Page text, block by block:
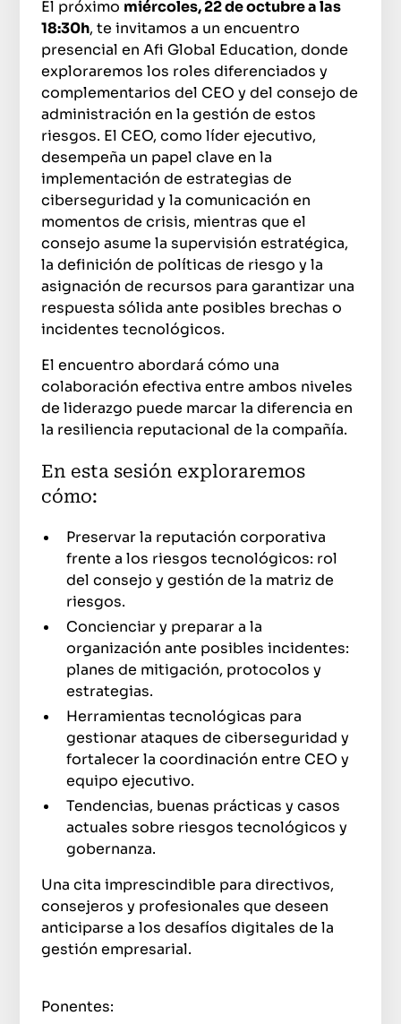
El próximo miércoles, 22 de octubre a las
18:30h, te invitamos a un encuentro
presencial en Afi Global Education, donde
exploraremos los roles diferenciados y
complementarios del CEO y del consejo de
administración en la gestión de estos
riesgos. El CEO, como líder ejecutivo,
desempeña un papel clave en la
implementación de estrategias de
ciberseguridad y la comunicación en
momentos de crisis, mientras que el
consejo asume la supervisión estratégica,
la definición de políticas de riesgo y la
asignación de recursos para garantizar una
respuesta sólida ante posibles brechas o
incidentes tecnológicos.
El encuentro abordará cómo una
colaboración efectiva entre ambos niveles
de liderazgo puede marcar la diferencia en
la resiliencia reputacional de la compañía.
En esta sesión exploraremos
cómo:
Preservar la reputación corporativa
frente a los riesgos tecnológicos: rol
del consejo y gestión de la matriz de
riesgos.
Concienciar y preparar a la
organización ante posibles incidentes:
planes de mitigación, protocolos y
estrategias.
Herramientas tecnológicas para
gestionar ataques de ciberseguridad y
fortalecer la coordinación entre CEO y
equipo ejecutivo.
Tendencias, buenas prácticas y casos
actuales sobre riesgos tecnológicos y
gobernanza.
Una cita imprescindible para directivos,
consejeros y profesionales que deseen
anticiparse a los desafíos digitales de la
gestión empresarial.
Ponentes: